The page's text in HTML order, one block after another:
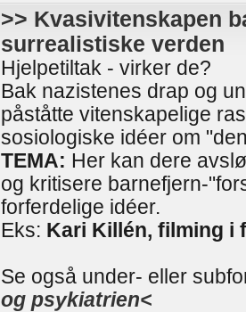
>> Kvasivitenskapen
surrealistiske verden
Hjelpetiltak - virker de?
Bak nazistenes drap og
påståtte vitenskapelige
sosiologiske idéer om
TEMA: Her kan dere
og kritisere barnefjern-
forferdelige idéer.
Eks: Kari Killén, filming i
Se også under- eller
og psykiatrien<